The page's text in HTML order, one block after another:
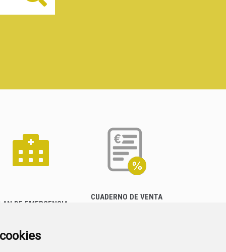
DE EMERGENCIA
CUADERNO DE VENTA